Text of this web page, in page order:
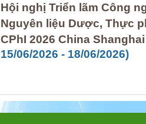
Hội nghị Triển lãm Công
Nguyên liệu Dược, Thực
CPhI 2026 China
15/06/2026 - 18/06/2026)